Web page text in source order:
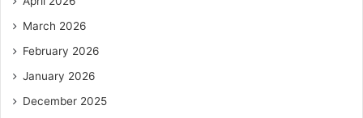
March 2026
February 2026
January 2026
December 2025